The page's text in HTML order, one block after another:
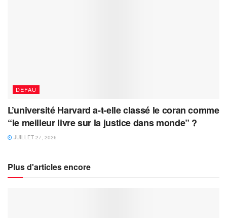
DEFAU
L’université Harvard a-t-elle classé le coran comme
“le meilleur livre sur la justice dans monde” ?
JUILLET 27, 2026
Plus d'articles encore